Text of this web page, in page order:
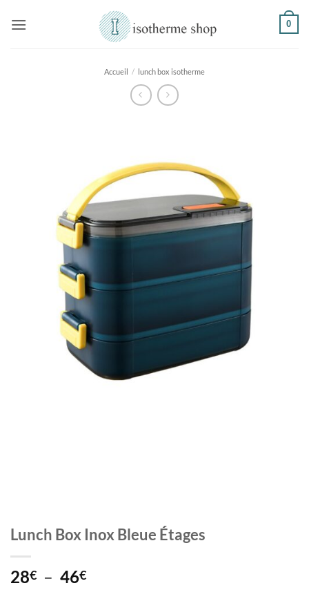
0
Accueil / lunch box isotherme
Lunch Box Inox Bleue Étages
28€ – 46€Plage